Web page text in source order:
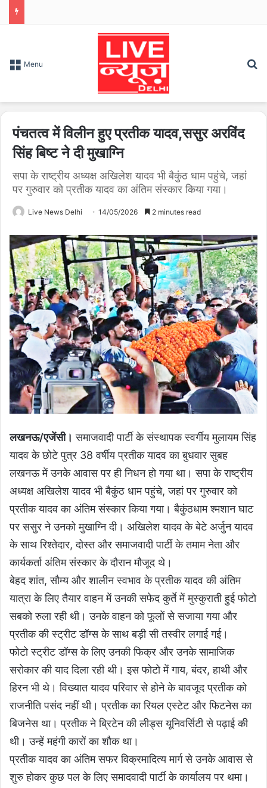
Menu
पंचतत्व में विलीन हुए प्रतीक यादव,ससुर अरविंद
सिंह बिष्ट ने दी मुखाग्नि
सपा के राष्ट्रीय अध्यक्ष अखिलेश यादव भी बैकुंठ धाम पहुंचे, जहां
पर गुरुवार को प्रतीक यादव का अंतिम संस्कार किया गया।
Live News Delhi 14/05/2026 2 minutes read
लखनऊ/एजेंसी। समाजवादी पार्टी के संस्थापक स्वर्गीय मुलायम सिंह
यादव के छोटे पुत्र 38 वर्षीय प्रतीक यादव का बुधवार सुबह
लखनऊ में उनके आवास पर ही निधन हो गया था। सपा के राष्ट्रीय
अध्यक्ष अखिलेश यादव भी बैकुंठ धाम पहुंचे, जहां पर गुरुवार को
प्रतीक यादव का अंतिम संस्कार किया गया। बैकुंठधाम श्मशान घाट
पर ससुर ने उनको मुखाग्नि दी। अखिलेश यादव के बेटे अर्जुन यादव
के साथ रिश्तेदार, दोस्त और समाजवादी पार्टी के तमाम नेता और
कार्यकर्ता अंतिम संस्कार के दौरान मौजूद थे।
बेहद शांत, सौम्य और शालीन स्वभाव के प्रतीक यादव की अंतिम
यात्रा के लिए तैयार वाहन में उनकी सफेद कुर्ते में मुस्कुराती हुई फोटो
सबको रुला रही थी। उनके वाहन को फूलों से सजाया गया और
प्रतीक की स्ट्रीट डॉग्स के साथ बड़ी सी तस्वीर लगाई गई।
फोटो स्ट्रीट डॉग्स के लिए उनकी फिक्र और उनके सामाजिक
सरोकार की याद दिला रही थी। इस फोटो में गाय, बंदर, हाथी और
हिरन भी थे। विख्यात यादव परिवार से होने के बावजूद प्रतीक को
राजनीति पसंद नहीं थी। प्रतीक का रियल एस्टेट और फिटनेस का
बिजनेस था। प्रतीक ने ब्रिटेन की लीड्स यूनिवर्सिटी से पढ़ाई की
थी। उन्हें महंगी कारों का शौक था।
प्रतीक यादव का अंतिम सफर विक्रमादित्य मार्ग से उनके आवास से
शुरु होकर कुछ पल के लिए समादवादी पार्टी के कार्यालय पर थमा।